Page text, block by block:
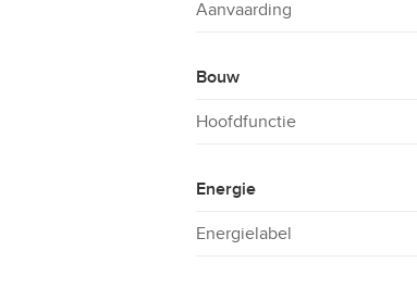
Aanvaarding
Bouw
Hoofdfunctie
Energie
Energielabel